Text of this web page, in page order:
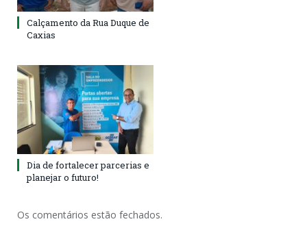
Calçamento da Rua Duque de
Caxias
Dia de fortalecer parcerias e
planejar o futuro!
Os comentários estão fechados.